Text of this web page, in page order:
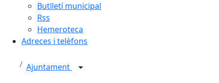
Butlletí municipal
Rss
Hemeroteca
Adreces i telèfons
Ajuntament